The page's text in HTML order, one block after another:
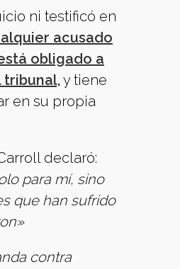
ni testificó en
acusado
obligado a
y tiene
en su propia
declaró:
para mí, sino
que han sufrido
contra